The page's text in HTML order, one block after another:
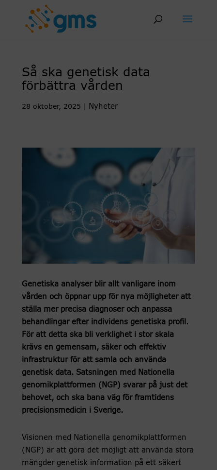
Så ska genetisk data
förbättra vården
28 oktober, 2025 Nyheter
Genetiska analyser blir allt vanligare inom
vården och öppnar upp för nya möjligheter att
ställa mer precisa diagnoser och anpassa
behandlingar efter individens genetiska profil.
För att detta ska bli verklighet i stor skala
krävs en gemensam, säker och effektiv
infrastruktur för att samla och använda
genetisk data. Satsningen med Nationella
genomikplattformen (NGP) svarar på just det
behovet, och ska bana väg för framtidens
precisionsmedicin i Sverige.
Visionen med Nationella genomikplattformen
(NGP) är att göra det möjligt att använda stora
mängder genetisk information på ett säkert